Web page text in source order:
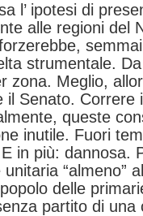
l’ ipotesi di
alle regioni del
strumentale.
zona. Meglio,
Senato. Correre
queste
inutile. Fuori
in più: dannosa.
“almeno”
delle
partito di una